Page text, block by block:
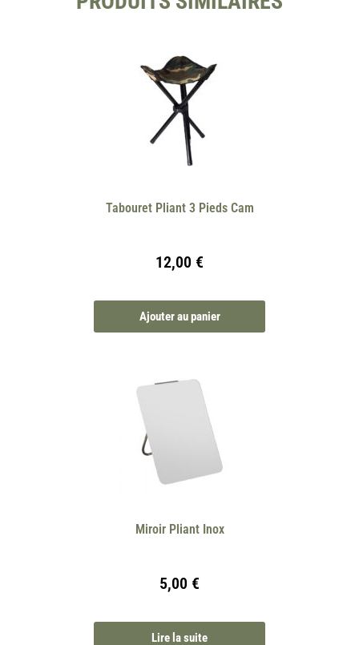
Tabouret Pliant 3 Pieds Cam
12,00 €
Ajouter au panier
Miroir Pliant Inox
5,00 €
Lire la suite